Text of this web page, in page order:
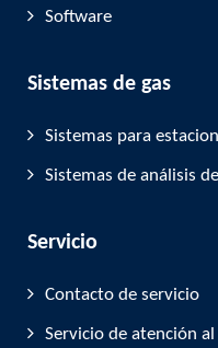
Software
Sistemas de gas
Sistemas para
Sistemas de análisis
Servicio
Contacto de servicio
Servicio de atención